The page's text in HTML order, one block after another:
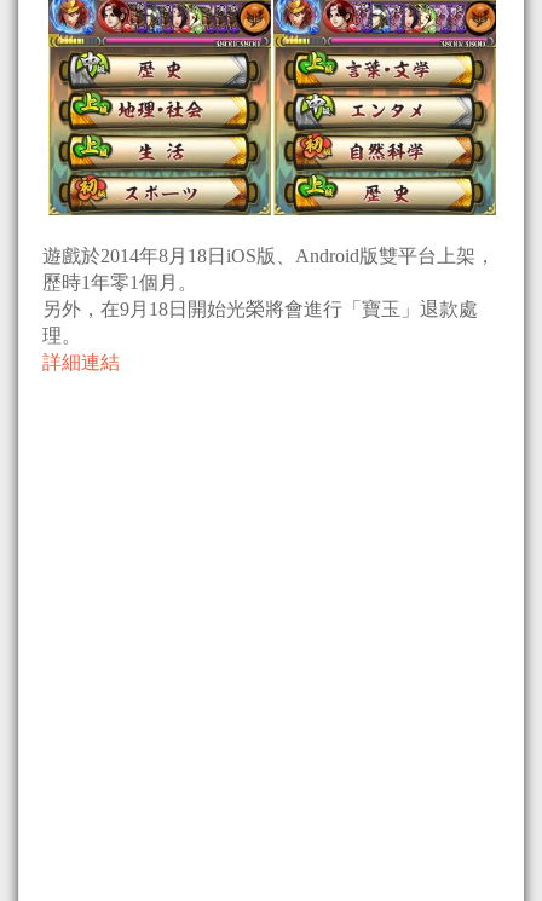
遊戲於2014年8月18日iOS版、Android版雙平台上架，
歷時1年零1個月。
另外，在9月18日開始光榮將會進行「寶玉」退款處
理。
詳細連結